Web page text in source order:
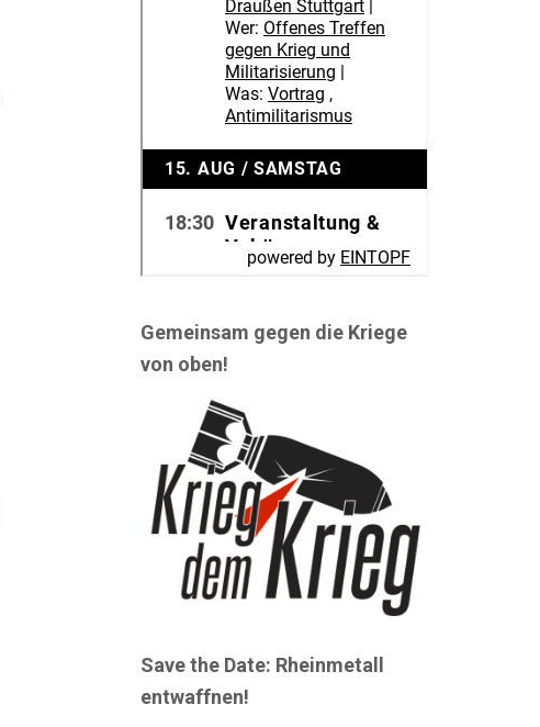
Gemeinsam gegen die Kriege
von oben!
Save the Date: Rheinmetall
entwaffnen!